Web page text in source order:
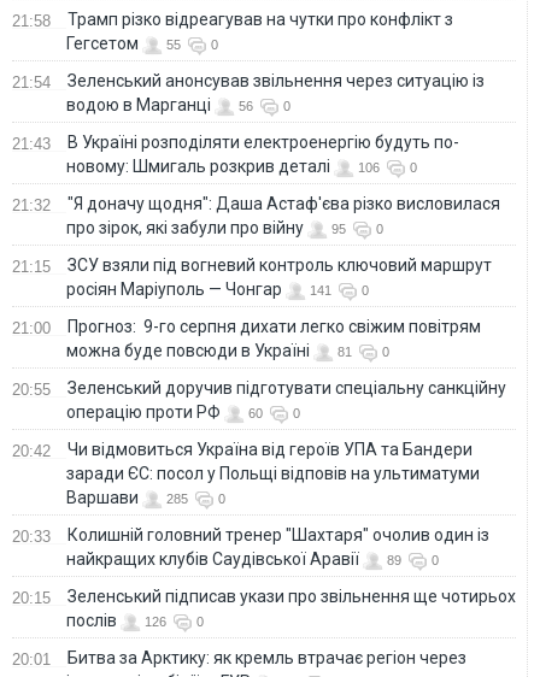
21:58
Трамп різко відреагував на чутки про конфлікт з
Гегсетом
55 0
21:54
Зеленський анонсував звільнення через ситуацію із
водою в Марганці
56 0
21:43
В Україні розподіляти електроенергію будуть по-
новому: Шмигаль розкрив деталі
106 0
21:32
"Я доначу щодня": Даша Астаф'єва різко висловилася
про зірок, які забули про війну
95 0
21:15
ЗСУ взяли під вогневий контроль ключовий маршрут
росіян Маріуполь — Чонгар
141 0
21:00
Прогноз: 9-го серпня дихати легко свіжим повітрям
можна буде повсюди в Україні
81 0
20:55
Зеленський доручив підготувати спеціальну санкційну
операцію проти РФ
60 0
20:42
Чи відмовиться Україна від героїв УПА та Бандери
заради ЄС: посол у Польщі відповів на ультиматуми
Варшави
285 0
20:33
Колишній головний тренер "Шахтаря" очолив один із
найкращих клубів Саудівської Аравії
89 0
20:15
Зеленський підписав укази про звільнення ще чотирьох
послів
126 0
20:01
Битва за Арктику: як кремль втрачає регіон через